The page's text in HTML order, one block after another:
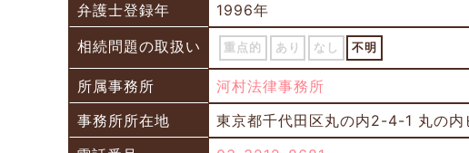
弁護士登録年
1996年
相続問題の取扱い
重点的 あり なし 不明
所属事務所
河村法律事務所
事務所所在地
東京都千代田区丸の内2-4-1 丸の内